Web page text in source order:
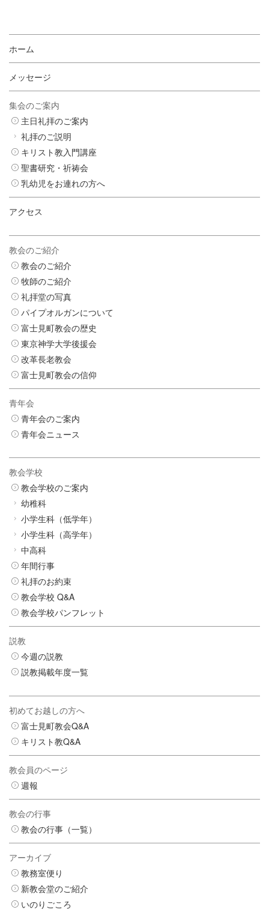
ホーム
メッセージ
集会のご案内
主日礼拝のご案内
礼拝のご説明
キリスト教入門講座
聖書研究・祈祷会
乳幼児をお連れの方へ
アクセス
教会のご紹介
教会のご紹介
牧師のご紹介
礼拝堂の写真
パイプオルガンについて
富士見町教会の歴史
東京神学大学後援会
改革長老教会
富士見町教会の信仰
青年会
青年会のご案内
青年会ニュース
教会学校
教会学校のご案内
幼稚科
小学生科（低学年）
小学生科（高学年）
中高科
年間行事
礼拝のお約束
教会学校 Q&A
教会学校パンフレット
説教
今週の説教
説教掲載年度一覧
初めてお越しの方へ
富士見町教会Q&A
キリスト教Q&A
教会員のページ
週報
教会の行事
教会の行事（一覧）
アーカイブ
教務室便り
新教会堂のご紹介
いのりごころ